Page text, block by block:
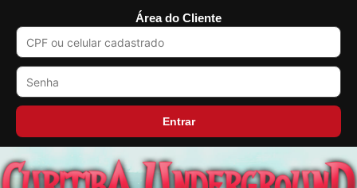
Área do Cliente
Entrar
para